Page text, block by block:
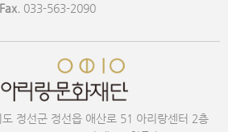
Fax. 033-563-2090
정선군 정선읍 애산로 51 아리랑센터 2층